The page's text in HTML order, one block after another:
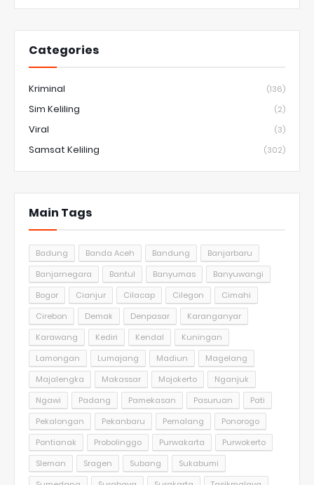
Categories
Kriminal (136)
Sim Keliling (2)
Viral (3)
Samsat Keliling (302)
Main Tags
Badung Banda Aceh Bandung
Banjarbaru
Banjarnegara
Bantul Banyumas
Banyuwangi
Bogor
Cianjur Cilacap Cilegon
Cimahi
Cirebon
Demak Denpasar
Karanganyar
Karawang
Kediri Kendal
Kuningan
Lamongan
Lumajang Madiun
Magelang
Majalengka
Makassar Mojokerto
Nganjuk
Ngawi
Padang Pamekasan Pasuruan
Pati
Pekalongan
Pekanbaru Pemalang
Ponorogo
Pontianak
Probolinggo Purwakarta
Purwokerto
Sleman
Sragen Subang
Sukabumi